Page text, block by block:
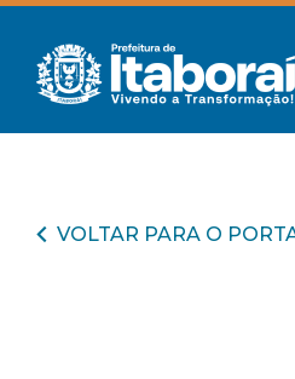
VOLTAR PARA O